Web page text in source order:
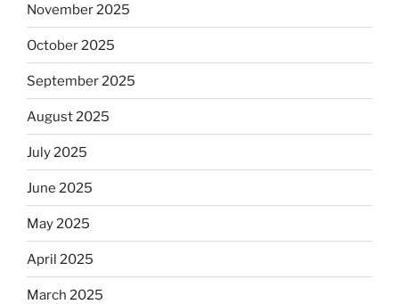
November 2025
October 2025
September 2025
August 2025
July 2025
June 2025
May 2025
April 2025
March 2025